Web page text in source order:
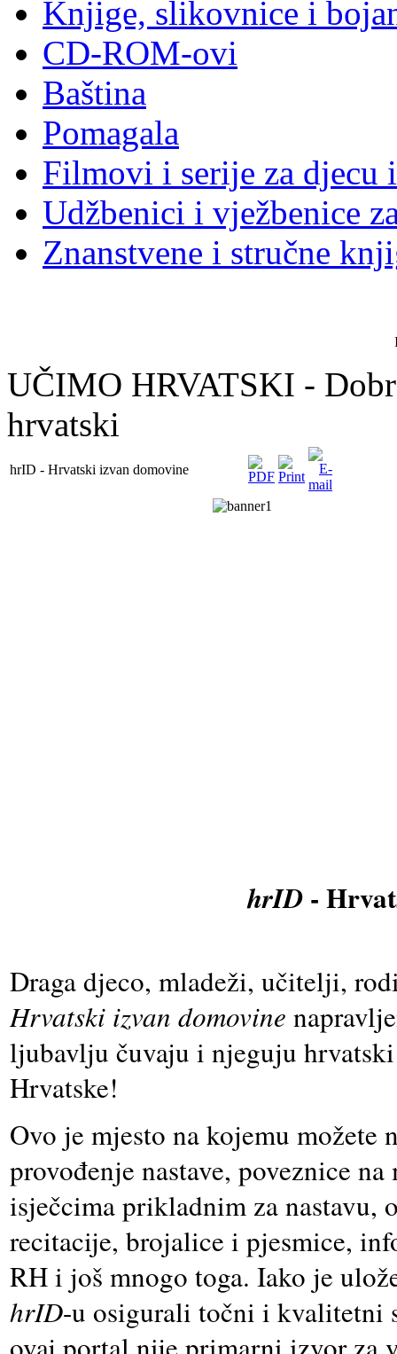
Knjige, slikovnice i
CD-ROM-ovi
Baština
Pomagala
Filmovi i serije za djecu
Udžbenici i vježbenice
Znanstvene i stručne
UČIMO HRVATSKI -
hrvatski
hrID - Hrvatski izvan domovine
hrID-
Draga djeco, mladeži, učitelji,
Hrvatski izvan domovine
ljubavlju čuvaju i njeguju
Hrvatske!
Ovo je mjesto na kojemu
provođenje nastave, poveznice
isječcima prikladnim za
recitacije, brojalice i pjesmice,
RH i još mnogo toga. Iako je
hrID-u osigurali točni i kvalitetni